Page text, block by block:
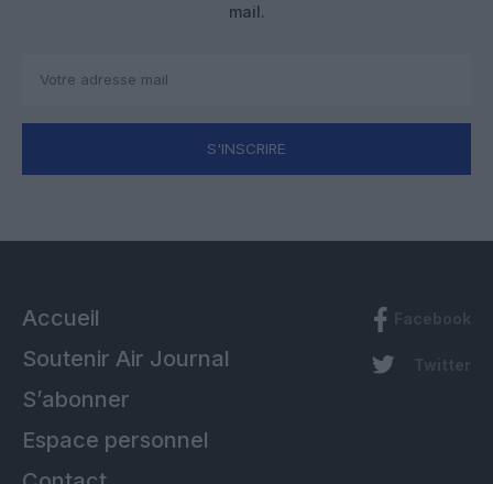
mail.
S'INSCRIRE
Accueil
Soutenir Air Journal
S’abonner
Espace personnel